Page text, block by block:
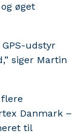
øget
udstyr
siger Martin
Danmark –
til